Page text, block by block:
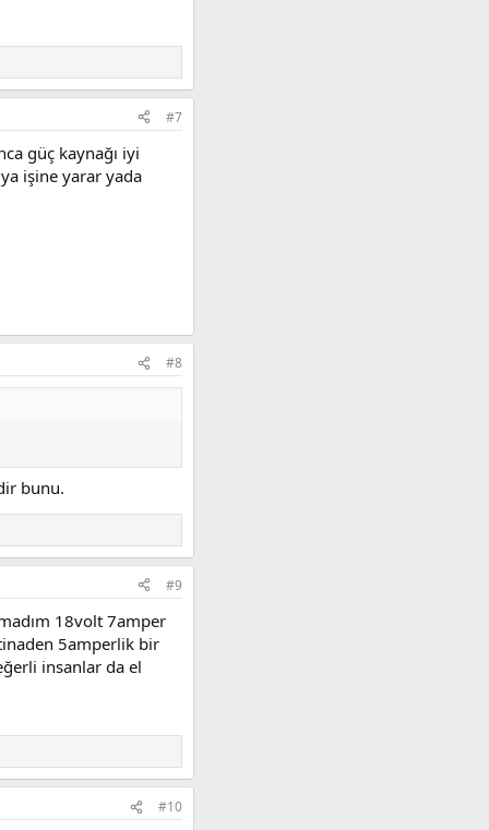
#7
güç kaynağı iyi
işine yarar yada
#8
bunu.
#9
18volt 7amper
5amperlik bir
insanlar da el
#10